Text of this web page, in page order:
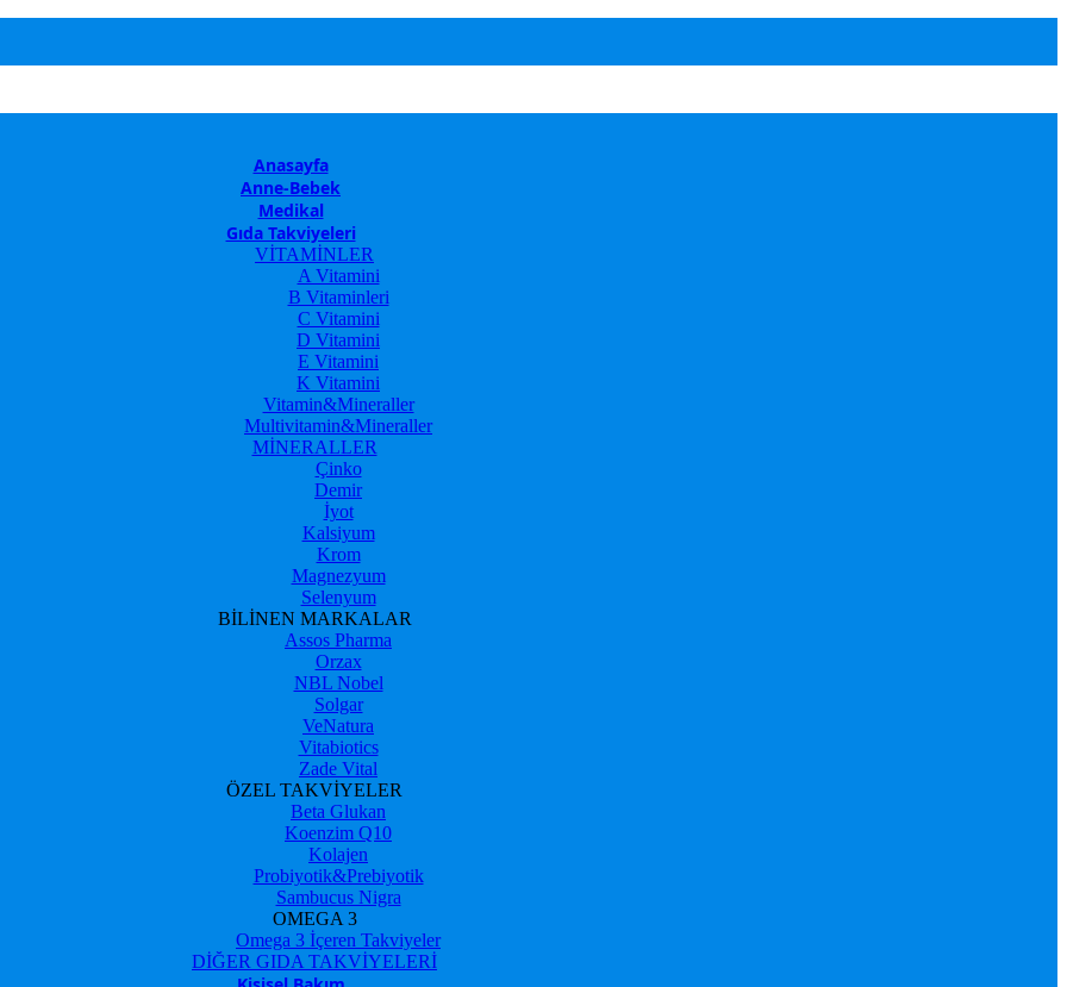
Anasayfa
Anne-Bebek
Medikal
Gıda Takviyeleri
VİTAMİNLER
A Vitamini
B Vitaminleri
C Vitamini
D Vitamini
E Vitamini
K Vitamini
Vitamin&Mineraller
Multivitamin&Mineraller
MİNERALLER
Çinko
Demir
İyot
Kalsiyum
Krom
Magnezyum
Selenyum
BİLİNEN MARKALAR
Assos Pharma
Orzax
NBL Nobel
Solgar
VeNatura
Vitabiotics
Zade Vital
ÖZEL TAKVİYELER
Beta Glukan
Koenzim Q10
Kolajen
Probiyotik&Prebiyotik
Sambucus Nigra
OMEGA 3
Omega 3 İçeren Takviyeler
DİĞER GIDA TAKVİYELERİ